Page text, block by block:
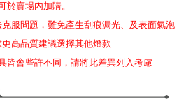
於賣場內加購。
服問題，難免產生刮痕漏光、及表面氣泡
高品質建議選擇其他燈款
皆會些許不同，請將此差異列入考慮